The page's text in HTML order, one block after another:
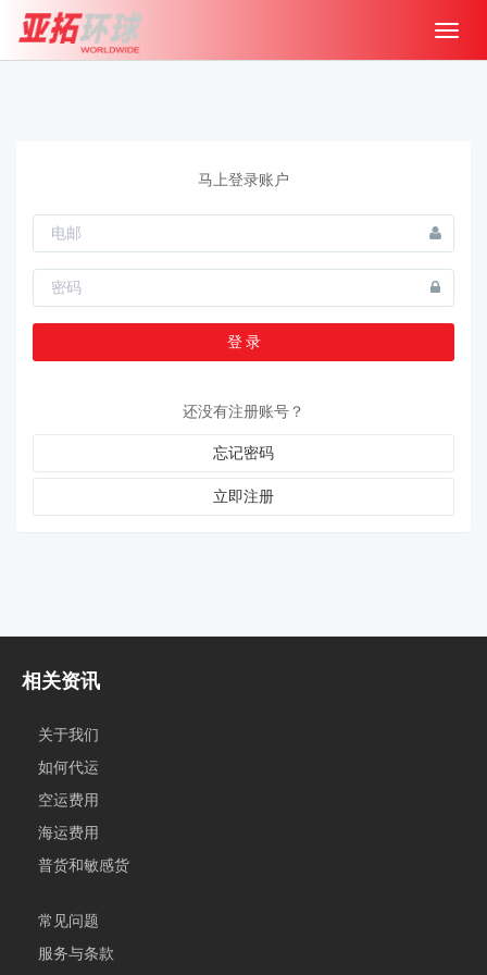
马上登录账户
还没有注册账号？
忘记密码
立即注册
相关资讯
关于我们
如何代运
空运费用
海运费用
普货和敏感货
常见问题
服务与条款